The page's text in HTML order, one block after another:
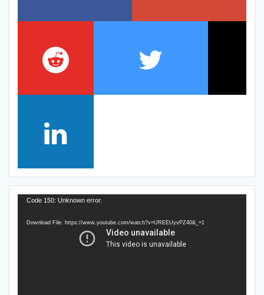
Code 150: Unknown error.
Download File: https://www.youtube.com/watch?v=UREEUyvPZ40&_=1